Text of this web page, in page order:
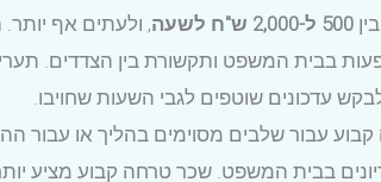
500 ל-2,000 ש"ח לשעה
, ולעתים אף
בבית המשפט ותקשורת בין הצדדים.
עדכונים שוטפים לגבי השעות שחויבו.
עבור שלבים מסוימים בהליך או עבור
בבית המשפט. שכר טרחה קבוע מציע